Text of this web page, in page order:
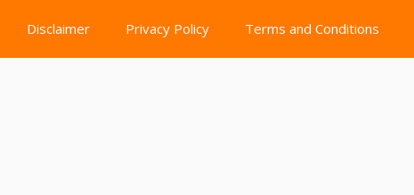
Disclaimer Privacy Policy Terms and Conditions